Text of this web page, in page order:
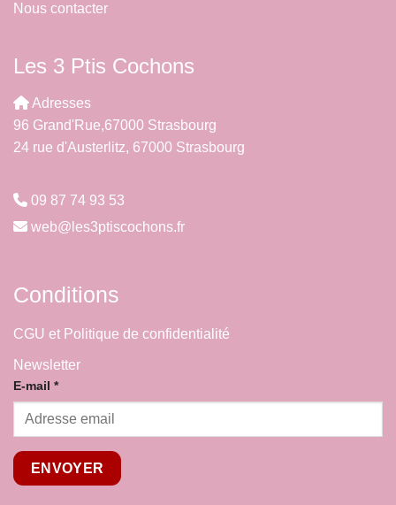
Nous contacter
Les 3 Ptis Cochons
Adresses
96 Grand'Rue,67000 Strasbourg
24 rue d'Austerlitz, 67000 Strasbourg
09 87 74 93 53
web@les3ptiscochons.fr
Conditions
CGU et Politique de confidentialité
Newsletter
E-
mail
E-mail *
ENVOYER